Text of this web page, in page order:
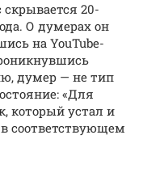
20-
О думерах он
на YouTube-
думер — не тип
«Для
который устал и
соответствующем